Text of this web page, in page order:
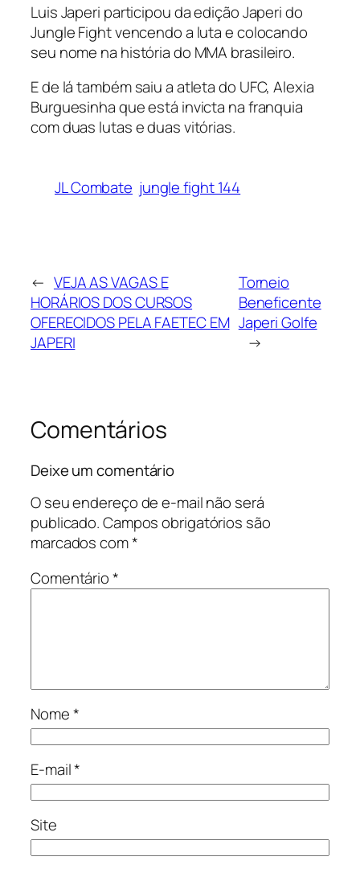
Luis Japeri participou da edição Japeri do
Jungle Fight vencendo a luta e colocando
seu nome na história do MMA brasileiro.
E de lá também saiu a atleta do UFC, Alexia
Burguesinha que está invicta na franquia
com duas lutas e duas vitórias.
JL Combate jungle fight 144
← VEJA AS VAGAS E
HORÁRIOS DOS CURSOS
OFERECIDOS PELA FAETEC EM
JAPERI
Torneio
Beneficente
Japeri Golfe
→
Comentários
Deixe um comentário
O seu endereço de e-mail não será
publicado.Campos obrigatórios são
marcados com*
Comentário*
Nome*
E-mail*
Site